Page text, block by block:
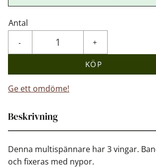
Antal
+
-
KÖP
Ge ett omdöme!
Beskrivning
Denna multispännare har 3 vingar.
och fixeras med nypor.